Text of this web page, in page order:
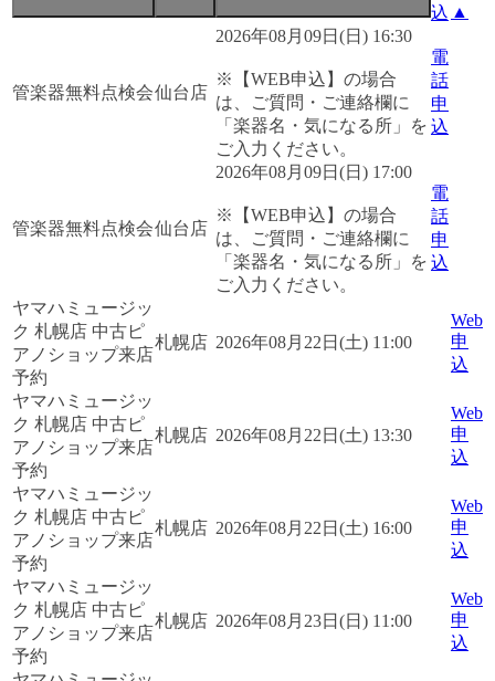
込 ▲
管楽器無料点検会仙台店
2026年08月09日(日) 16:30
※【WEB申込】の場合
は、ご質問・ご連絡欄に
「楽器名・気になる所」を
ご入力ください。
電
話
申
込
管楽器無料点検会仙台店
2026年08月09日(日) 17:00
※【WEB申込】の場合
は、ご質問・ご連絡欄に
「楽器名・気になる所」を
ご入力ください。
電
話
申
込
ヤマハミュージッ
ク 札幌店 中古ピ
アノショップ来店
予約
札幌店 2026年08月22日(土) 11:00
Web
申
込
ヤマハミュージッ
ク 札幌店 中古ピ
アノショップ来店
予約
札幌店 2026年08月22日(土) 13:30
Web
申
込
ヤマハミュージッ
ク 札幌店 中古ピ
アノショップ来店
予約
札幌店 2026年08月22日(土) 16:00
Web
申
込
ヤマハミュージッ
ク 札幌店 中古ピ
アノショップ来店
予約
札幌店 2026年08月23日(日) 11:00
Web
申
込